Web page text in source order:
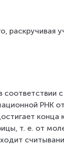
рас­кру­чи­ва­я
РНК
конца
т. е. от